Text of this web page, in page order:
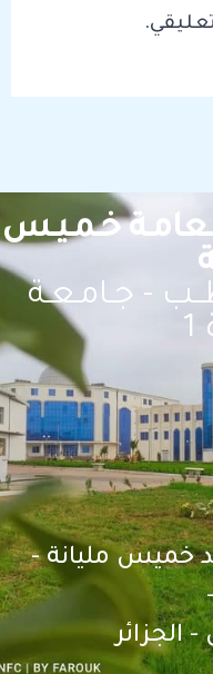
خـمـيـس
- جـامـعـة
خميس مليانة -
الجزائر